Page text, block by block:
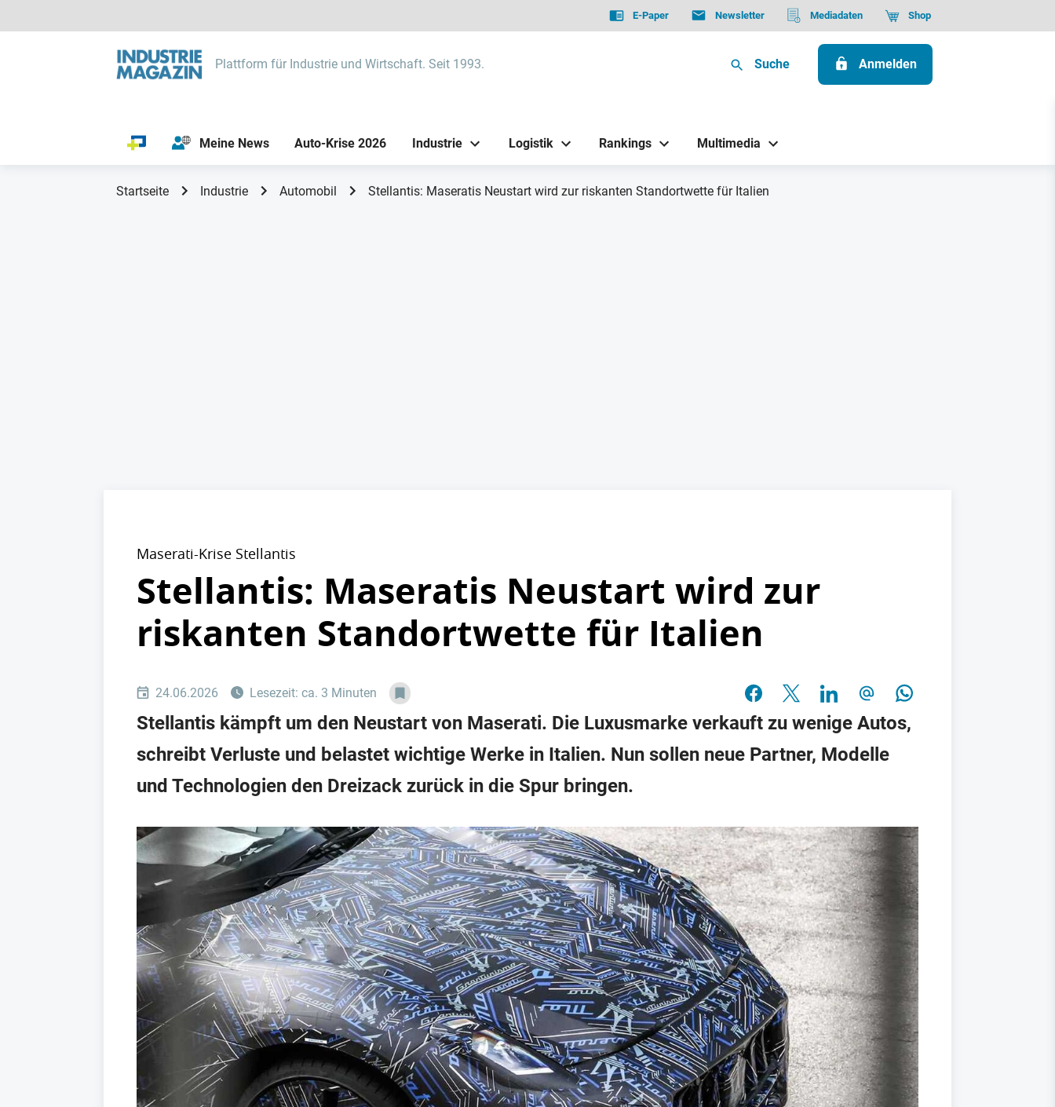
E-Paper Newsletter Mediadaten Shop
Plattform für Industrie und Wirtschaft. Seit 1993. Suche Anmelden
Meine News Auto-Krise 2026 Industrie Logistik Rankings Multimedia
Startseite Industrie Automobil Stellantis: Maseratis Neustart wird zur riskanten Standortwette für Italien
Maserati-Krise Stellantis
Stellantis: Maseratis Neustart wird zur
riskanten Standortwette für Italien
24.06.2026 Lesezeit: ca. 3 Minuten
Stellantis kämpft um den Neustart von Maserati. Die Luxusmarke verkauft zu wenige Autos,
schreibt Verluste und belastet wichtige Werke in Italien. Nun sollen neue Partner, Modelle
und Technologien den Dreizack zurück in die Spur bringen.